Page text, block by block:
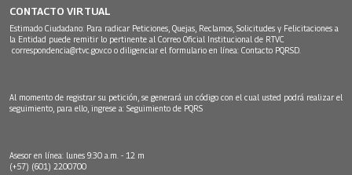
CONTACTO VIRTUAL
Estimado Ciudadano: Para radicar Peticiones, Quejas, Reclamos, Solicitudes y Felicitaciones a
la Entidad puede remitir lo pertinente al Correo Oficial Institucional de RTVC
correspondencia@rtvc.gov.co o diligenciar el formulario en línea: Contacto PQRSD.
Al momento de registrar su petición, se generará un código con el cual usted podrá realizar el
seguimiento, para ello, ingrese a: Seguimiento de PQRS
Asesor en línea: lunes 9:30 a.m. - 12 m
(+57) (601) 2200700